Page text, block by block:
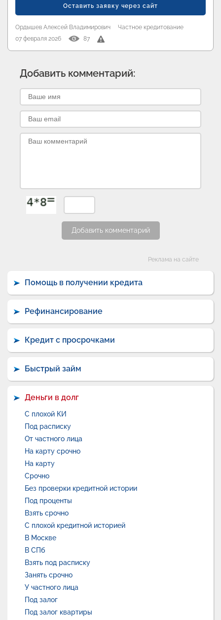
Оставить заявку через сайт
Ордышев Алексей Владимирович
Частное кредитование
07 февраля 2026
87
Добавить комментарий:
Добавить комментарий
Реклама на сайте
Помощь в получении кредита
Рефинансирование
Кредит с просрочками
Быстрый займ
Деньги в долг
С плохой КИ
Под расписку
От частного лица
На карту срочно
На карту
Срочно
Без проверки кредитной истории
Под проценты
Взять срочно
С плохой кредитной историей
В Москве
В СПб
Взять под расписку
Занять срочно
У частного лица
Под залог
Под залог квартиры